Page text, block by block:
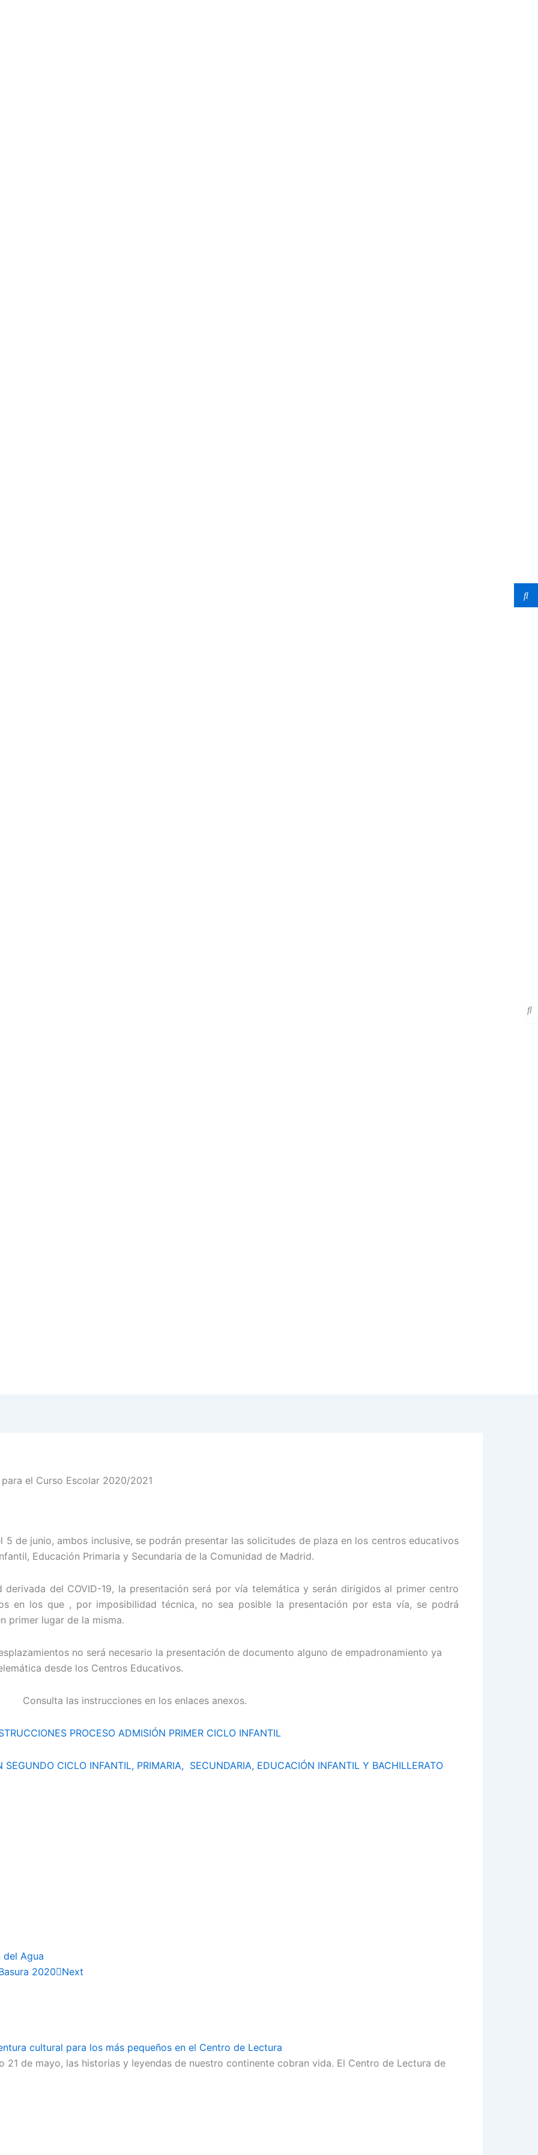
el Curso Escolar 2020/2021
5 de junio, ambos inclusive, se podrán presentar las solicitudes de plaza en los centros educativos
Educación Primaria y Secundaria de la Comunidad de Madrid.
del COVID-19, la presentación será por vía telemática y serán dirigidos al primer centro
en los que , por imposibilidad técnica, no sea posible la presentación por esta vía, se podrá
primer lugar de la misma.
no será necesario la presentación de documento alguno de empadronamiento ya
desde los Centros Educativos.
Consulta las instrucciones en los enlaces anexos.
PROCESO ADMISIÓN PRIMER CICLO INFANTIL
SEGUNDO CICLO INFANTIL, PRIMARIA, SECUNDARIA, EDUCACIÓN INFANTIL Y BACHILLERATO
del Agua
2020 Next
cultural para los más pequeños en el Centro de Lectura
21 de mayo, las historias y leyendas de nuestro continente cobran vida. El Centro de Lectura de